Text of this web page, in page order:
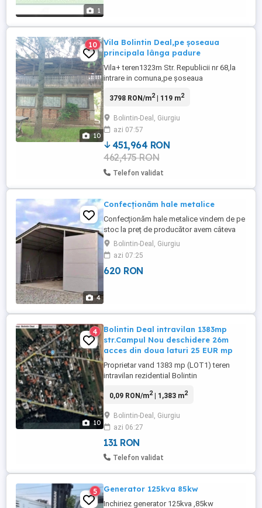
1
10
10
Vila Bolintin Deal,pe șoseaua
principala lânga padure
Vila+ teren1323m Str. Republicii nr 68,la
intrare in comuna,pe șoseaua
invelita cu tabla.Str.Republicii nr
gradinii.Canalizare+gaze la
poarta.Cadastru si intabulare la zi.
3798 RON/m2| 119 m2
Bolintin-Deal, Giurgiu
azi 07:57
451,964 RON
462,475 RON
Telefon validat
4
Confecționăm hale metalice
Confecționăm hale metalice vindem de pe
stoc la preț de producător avem câteva
dimensiuni pe stoc 10 cu 20 cu patru la
streașină opt cu 17 cu trei la streașină 12
cu 30 cu poate vrea streașină 14 cu 40 cu
patru la Strașina. opt cu 40 la Stra și n-a
Bolintin-Deal, Giurgiu
azi 07:25
620 RON
10
4
Bolintin Deal intravilan 1383mp
str.Campul Nou deschidere 26m
acces din doua laturi 25 EUR mp
Proprietar vand 1383 mp (LOT1) teren
intravilan rezidential Bolintin
nou (DJ601 intrare dinspre Ciorogarla,
18Km de Bucuresti şi 2km de nodul
Ciorogarla A0-DJ601), plus cota indiviza 1
2 la parcela alaturata de 532mp (LOT ...
0,09 RON/m2| 1,383 m2
Bolintin-Deal, Giurgiu
azi 06:27
131 RON
Telefon validat
5 Generator 125kva 85kw
Inchiriez generator 125kva ,85kw